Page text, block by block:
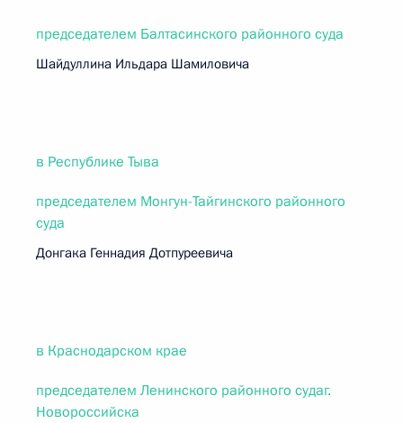
председателем Балтасинского районного суда
Шайдуллина Ильдара Шамиловича
в Республике Тыва
председателем Монгун-Тайгинского районного
суда
Донгака Геннадия Дотпуреевича
в Краснодарском крае
председателем Ленинского районного судаг.
Новороссийска